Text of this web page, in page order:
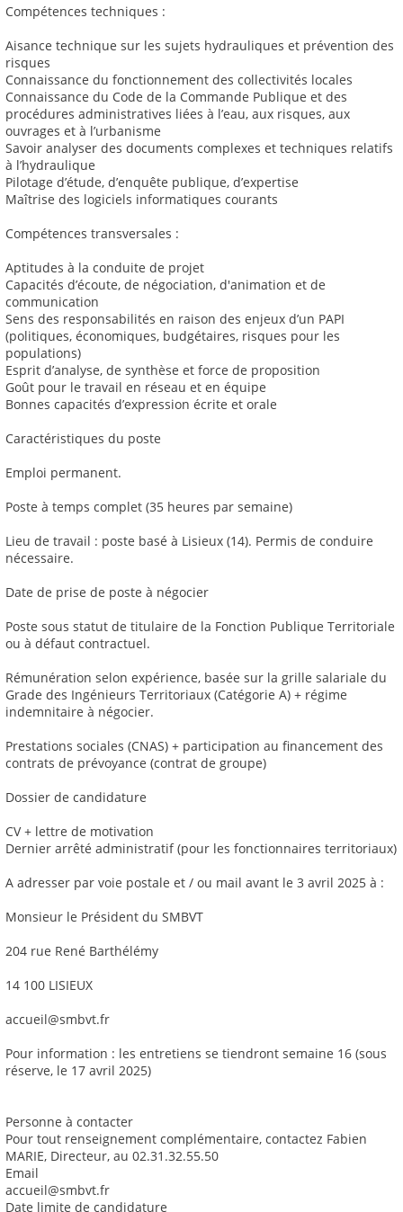
Compétences techniques :
Aisance technique sur les sujets hydrauliques et prévention des
risques
Connaissance du fonctionnement des collectivités locales
Connaissance du Code de la Commande Publique et des
procédures administratives liées à l’eau, aux risques, aux
ouvrages et à l’urbanisme
Savoir analyser des documents complexes et techniques relatifs
à l’hydraulique
Pilotage d’étude, d’enquête publique, d’expertise
Maîtrise des logiciels informatiques courants
Compétences transversales :
Aptitudes à la conduite de projet
Capacités d’écoute, de négociation, d'animation et de
communication
Sens des responsabilités en raison des enjeux d’un PAPI
(politiques, économiques, budgétaires, risques pour les
populations)
Esprit d’analyse, de synthèse et force de proposition
Goût pour le travail en réseau et en équipe
Bonnes capacités d’expression écrite et orale
Caractéristiques du poste
Emploi permanent.
Poste à temps complet (35 heures par semaine)
Lieu de travail : poste basé à Lisieux (14). Permis de conduire
nécessaire.
Date de prise de poste à négocier
Poste sous statut de titulaire de la Fonction Publique Territoriale
ou à défaut contractuel.
Rémunération selon expérience, basée sur la grille salariale du
Grade des Ingénieurs Territoriaux (Catégorie A) + régime
indemnitaire à négocier.
Prestations sociales (CNAS) + participation au financement des
contrats de prévoyance (contrat de groupe)
Dossier de candidature
CV + lettre de motivation
Dernier arrêté administratif (pour les fonctionnaires territoriaux)
A adresser par voie postale et / ou mail avant le 3 avril 2025 à :
Monsieur le Président du SMBVT
204 rue René Barthélémy
14 100 LISIEUX
accueil@smbvt.fr
Pour information : les entretiens se tiendront semaine 16 (sous
réserve, le 17 avril 2025)
Personne à contacter
Pour tout renseignement complémentaire, contactez Fabien
MARIE, Directeur, au 02.31.32.55.50
Email
accueil@smbvt.fr
Date limite de candidature